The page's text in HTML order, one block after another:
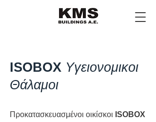
ISOBOX Υγειονομικοι
Θάλαμοι
Προκατασκευασμένοι οικίσκοι ISOBOX